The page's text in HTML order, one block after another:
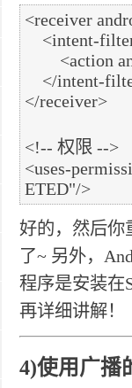
<receiver
</receiver>
<!-- 权限 -->
<uses-
好的，然后你
了~ 另外，
程序是安装在
再详细讲解！
4)使用广播